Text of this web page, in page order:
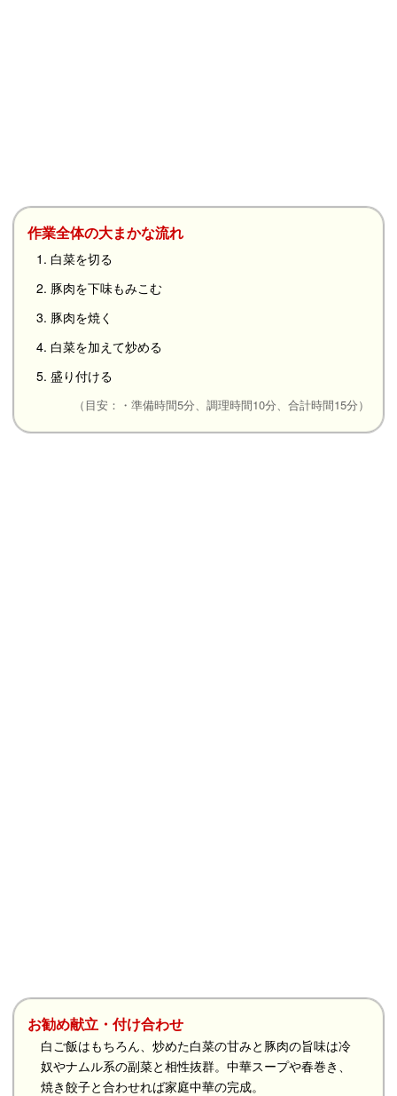
作業全体の大まかな流れ
1. 白菜を切る
2. 豚肉を下味もみこむ
3. 豚肉を焼く
4. 白菜を加えて炒める
5. 盛り付ける
（目安：・準備時間5分、調理時間10分、合計時間15分）
お勧め献立・付け合わせ
白ご飯はもちろん、炒めた白菜の甘みと豚肉の旨味は冷
奴やナムル系の副菜と相性抜群。中華スープや春巻き、
焼き餃子と合わせれば家庭中華の完成。